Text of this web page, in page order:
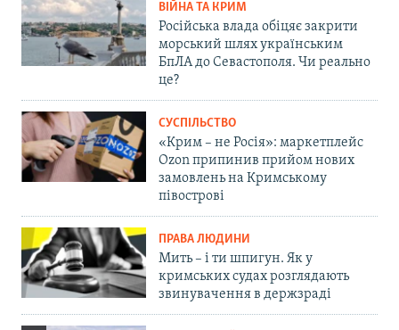
ВІЙНА ТА КРИМ
Російська влада обіцяє закрити
морський шлях українським
БпЛА до Севастополя. Чи реально
це?
СУСПІЛЬСТВО
«Крим – не Росія»: маркетплейс
Ozon припинив прийом нових
замовлень на Кримському
півострові
ПРАВА ЛЮДИНИ
Мить – і ти шпигун. Як у
кримських судах розглядають
звинувачення в держзраді